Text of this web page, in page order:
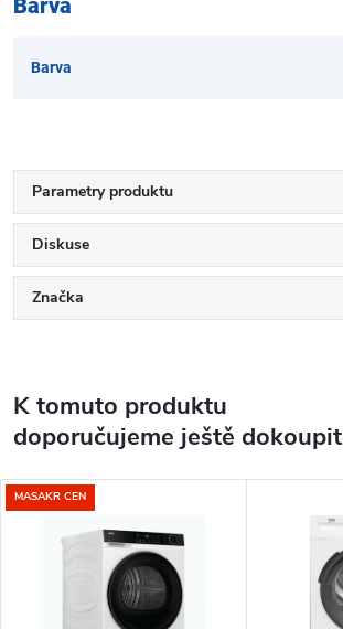
Barva
Barva
Parametry produktu
Diskuse
Značka
K tomuto produktu
doporučujeme ještě dokoupit
MASAKR CEN